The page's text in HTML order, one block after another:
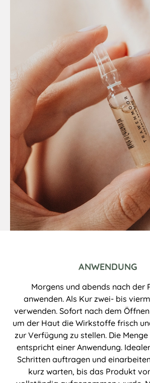
ANWENDUNG
Morgens und abends nach der
anwenden. Als Kur zwei- bis
verwenden. Sofort nach dem
um der Haut die Wirkstoffe frisch
zur Verfügung zu stellen. Die
entspricht einer Anwendung.
Schritten auftragen und
kurz warten, bis das Produkt